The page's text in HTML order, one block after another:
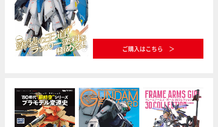
ご購入はこちら